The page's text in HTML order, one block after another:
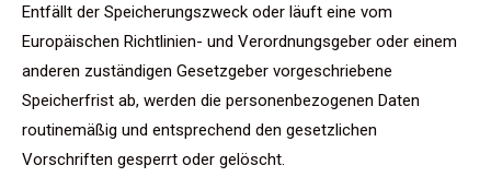
Entfällt der Speicherungszweck oder läuft eine vom
Europäischen Richtlinien- und Verordnungsgeber oder einem
anderen zuständigen Gesetzgeber vorgeschriebene
Speicherfrist ab, werden die personenbezogenen Daten
routinemäßig und entsprechend den gesetzlichen
Vorschriften gesperrt oder gelöscht.